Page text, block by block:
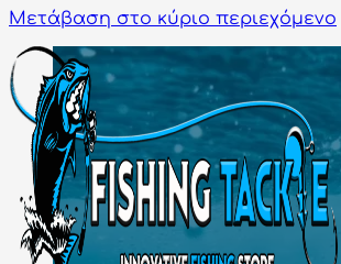
Μετάβαση στο κύριο περιεχόμενο